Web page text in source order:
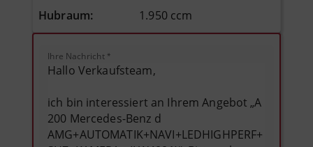
Hubraum: 1.950 ccm
Ihre Nachricht *